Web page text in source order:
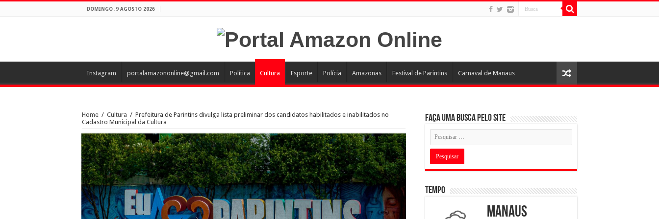
DOMINGO ,9 AGOSTO 2026
Instagram portalamazononline@gmail.com Política Cultura Esporte Polícia Amazonas Festival de Parintins Carnaval de Manaus
Home / Cultura / Prefeitura de Parintins divulga lista preliminar dos candidatos habilitados e inabilitados no
Cadastro Municipal da Cultura
Faça uma busca pelo Site
Tempo
Manaus